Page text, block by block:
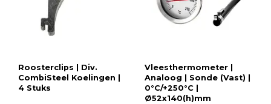
Roosterclips | Div.
CombiSteel Koelingen |
4 Stuks
Vleesthermometer |
Analoog | Sonde (Vast) |
0°C/+250°C |
Ø52x140(h)mm